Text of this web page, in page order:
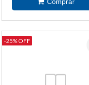
-25% OFF